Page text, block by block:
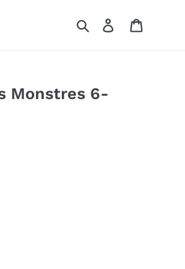
RechercherSe connecter
Monstres 6-